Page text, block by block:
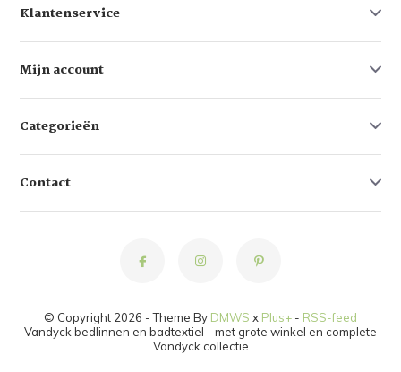
Klantenservice
Mijn account
Categorieën
Contact
© Copyright 2026 - Theme By DMWS x Plus+ - RSS-feed
Vandyck bedlinnen en badtextiel - met grote winkel en complete
Vandyck collectie